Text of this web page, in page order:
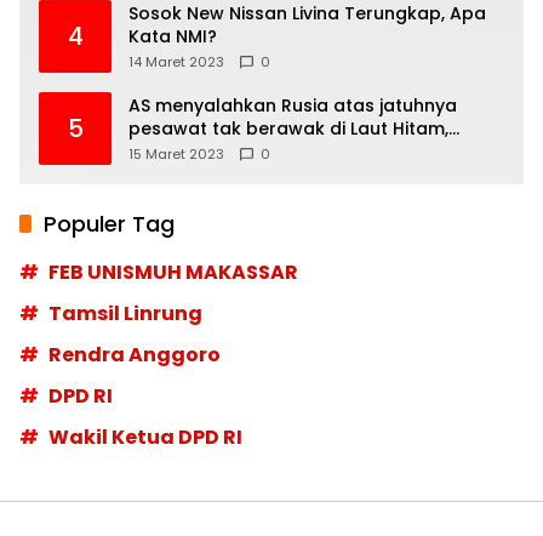
4
Sosok New Nissan Livina Terungkap, Apa
Kata NMI?
14 Maret 2023 0
5
AS menyalahkan Rusia atas jatuhnya
pesawat tak berawak di Laut Hitam,
Moskow menyangkal
15 Maret 2023 0
Populer Tag
FEB UNISMUH MAKASSAR
Tamsil Linrung
Rendra Anggoro
DPD RI
Wakil Ketua DPD RI